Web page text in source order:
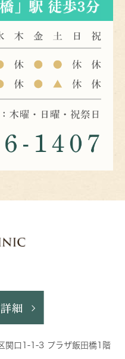
口1-1-3 プラザ飯田橋1階